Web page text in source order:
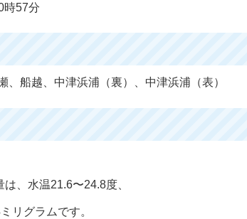
時57分
船越、中津浜浦（裏）、中津浜浦（表）
、水温21.6〜24.8度、
リグラムです。